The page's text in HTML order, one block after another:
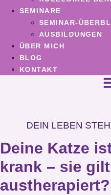
SEMINARE
SEMINAR-
AUSBILDUNGEN
ÜBER MICH
BLOG
KONTAKT
DEIN LEBEN
Deine Katze
krank – sie
austherapiert?